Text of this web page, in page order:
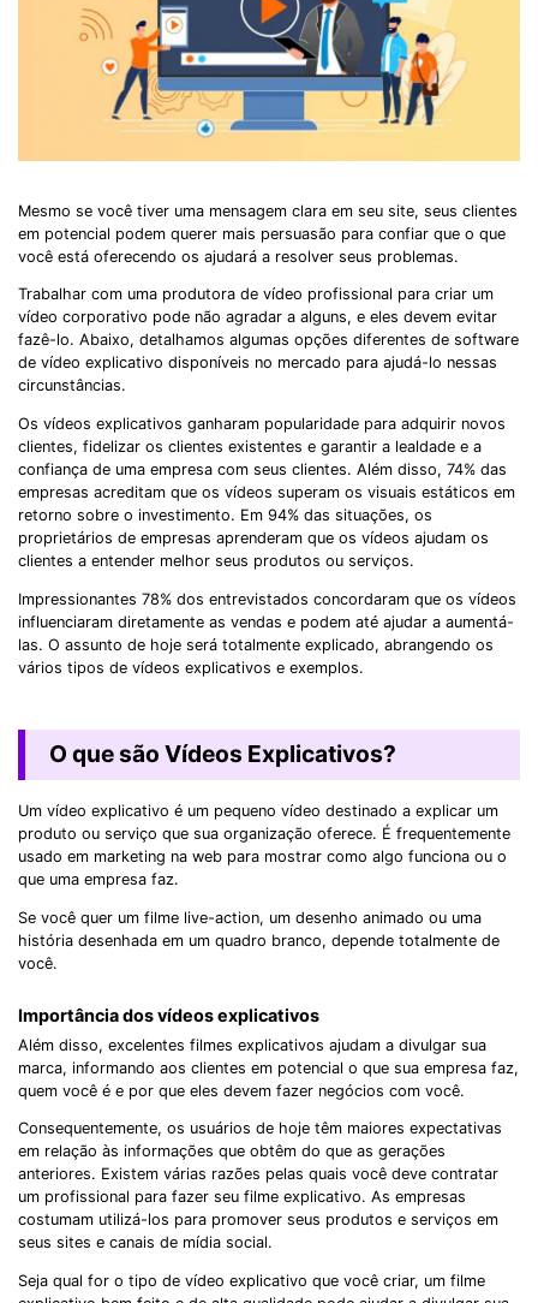
Mesmo se você tiver uma mensagem clara em seu site, seus clientes
em potencial podem querer mais persuasão para confiar que o que
você está oferecendo os ajudará a resolver seus problemas.
Trabalhar com uma produtora de vídeo profissional para criar um
vídeo corporativo pode não agradar a alguns, e eles devem evitar
fazê-lo. Abaixo, detalhamos algumas opções diferentes de software
de vídeo explicativo disponíveis no mercado para ajudá-lo nessas
circunstâncias.
Os vídeos explicativos ganharam popularidade para adquirir novos
clientes, fidelizar os clientes existentes e garantir a lealdade e a
confiança de uma empresa com seus clientes. Além disso, 74% das
empresas acreditam que os vídeos superam os visuais estáticos em
retorno sobre o investimento. Em 94% das situações, os
proprietários de empresas aprenderam que os vídeos ajudam os
clientes a entender melhor seus produtos ou serviços.
Impressionantes 78% dos entrevistados concordaram que os vídeos
influenciaram diretamente as vendas e podem até ajudar a aumentá-
las. O assunto de hoje será totalmente explicado, abrangendo os
vários tipos de vídeos explicativos e exemplos.
O que são Vídeos Explicativos?
Um vídeo explicativo é um pequeno vídeo destinado a explicar um
produto ou serviço que sua organização oferece. É frequentemente
usado em marketing na web para mostrar como algo funciona ou o
que uma empresa faz.
Se você quer um filme live-action, um desenho animado ou uma
história desenhada em um quadro branco, depende totalmente de
você.
Importância dos vídeos explicativos
Além disso, excelentes filmes explicativos ajudam a divulgar sua
marca, informando aos clientes em potencial o que sua empresa faz,
quem você é e por que eles devem fazer negócios com você.
Consequentemente, os usuários de hoje têm maiores expectativas
em relação às informações que obtêm do que as gerações
anteriores. Existem várias razões pelas quais você deve contratar
um profissional para fazer seu filme explicativo. As empresas
costumam utilizá-los para promover seus produtos e serviços em
seus sites e canais de mídia social.
Seja qual for o tipo de vídeo explicativo que você criar, um filme